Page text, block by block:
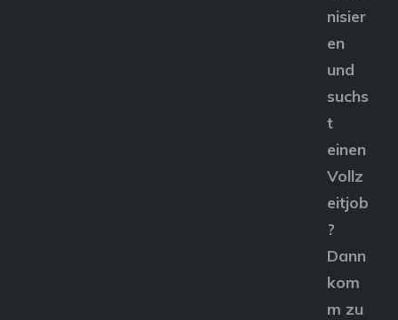
nisier
en
und
suchs
t
einen
Vollz
eitjob
?
Dann
kom
m zu